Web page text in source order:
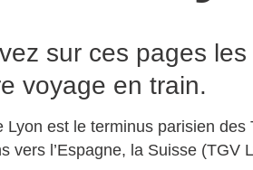
sur ces pages
voyage en train.
Lyon est le terminus parisien
vers l’Espagne, la Suisse (TGV